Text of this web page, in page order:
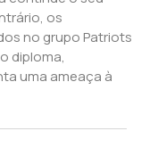
os
no grupo Patriots
diploma,
uma ameaça à